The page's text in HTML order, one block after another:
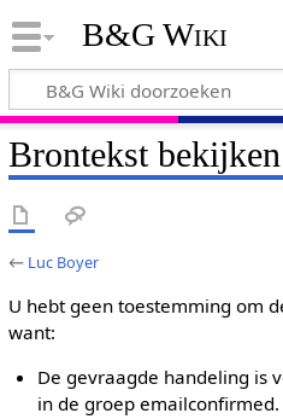
B&G Wiki
Brontekst
← Luc Boyer
U hebt geen toestemming om
want:
De gevraagde handeling is
in de groep emailconfirmed.